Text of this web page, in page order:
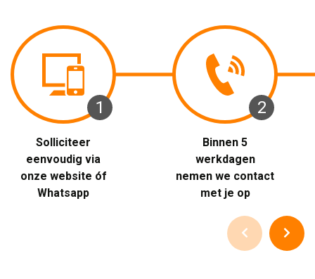
1
Solliciteer
eenvoudig via
onze website óf
Whatsapp
2
Binnen 5
werkdagen
nemen we contact
met je op